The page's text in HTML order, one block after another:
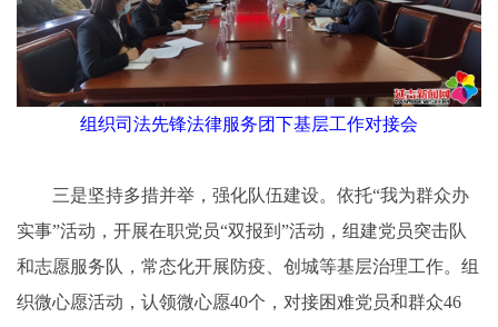
组织司法先锋法律服务团下基层工作对接会
三是坚持多措并举，强化队伍建设。依托“我为群众办
实事”活动，开展在职党员“双报到”活动，组建党员突击队
和志愿服务队，常态化开展防疫、创城等基层治理工作。组
织微心愿活动，认领微心愿40个，对接困难党员和群众46